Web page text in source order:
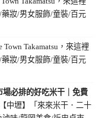
妝/男女服飾/童裝/百元
Town Takamatsu，來這裡
妝/男女服飾/童裝/百元
場必排的好吃米干｜免費
【中壢】「來來米干．二十